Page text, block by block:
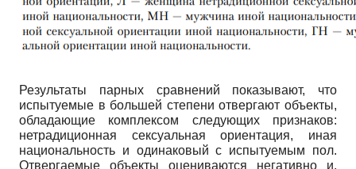
Результаты парных сравнений показывают, что
испытуемые в большей степени отвергают объекты,
обладающие комплексом следующих признаков:
нетрадиционная сексуальная ориентация, иная
национальность и одинаковый с испытуемым пол.
Отвергаемые объекты оцениваются негативно и,